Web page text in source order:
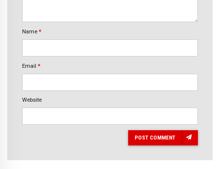
Name *
Email *
Website
POST COMMENT